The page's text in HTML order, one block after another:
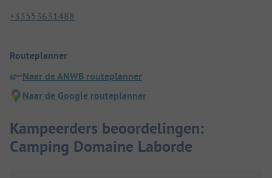
+33553631488
Routeplanner
Naar de ANWB routeplanner
Naar de Google routeplanner
Kampeerders beoordelingen:
Camping Domaine Laborde